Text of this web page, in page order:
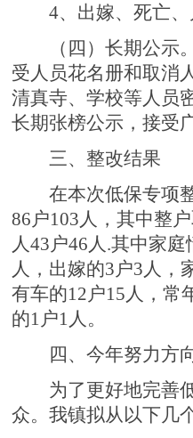
4、出嫁、死亡、
（ 四 ）长期公示
受人员花名册和取消
清真寺、学校等人员
长期张榜公示，接受
三、整改结果
在本次低保专项
86户103人，其中整
人43户46人.其中家
人，出嫁的3户3人，
有车的12户15人，常
的1户1人。
四、今年努力方
为了更好地完善
众。我镇拟从以下几